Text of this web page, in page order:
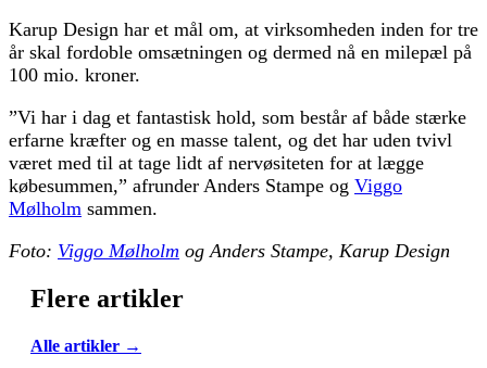
Karup Design har et mål om, at virksomheden inden for tre
år skal fordoble omsætningen og dermed nå en milepæl på
100 mio. kroner.
”Vi har i dag et fantastisk hold, som består af både stærke
erfarne kræfter og en masse talent, og det har uden tvivl
været med til at tage lidt af nervøsiteten for at lægge
købesummen,” afrunder Anders Stampe og Viggo
Mølholm sammen.
Foto: Viggo Mølholm og Anders Stampe, Karup Design
Flere artikler
Alle artikler →